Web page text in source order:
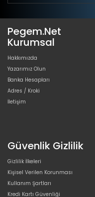
Pegem.Net
Kurumsal
Hakkımızda
Yazarımız Olun
Banka Hesapları
Adres / Kroki
İletişim
Güvenlik Gizlilik
Gizlilik İlkeleri
Kişisel Verilen Korunması
Kullanım Şartları
Kredi Kartı Güvenliği